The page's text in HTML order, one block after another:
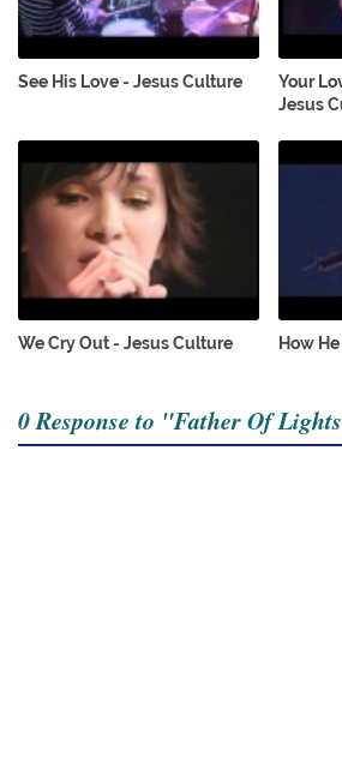
See His Love - Jesus Culture
Your
Jesus
We Cry Out - Jesus Culture How
0 Response to "Father Of